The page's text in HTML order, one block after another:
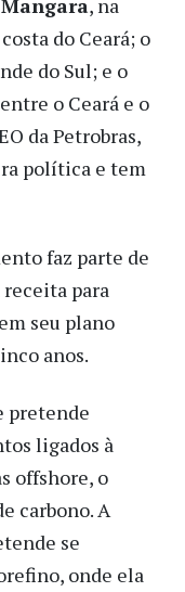
do Ceará; o
do Sul; e o
o Ceará e o
da Petrobras,
política e tem
faz parte de
para
seu plano
anos.
pretende
ligados à
offshore, o
carbono. A
se
onde ela